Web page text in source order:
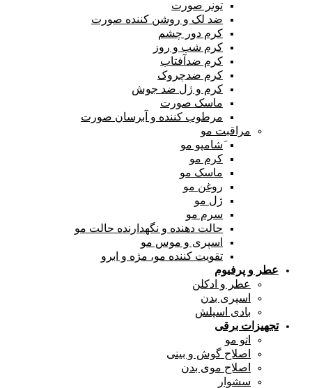
تونر صورت
ضد لک و روشن کننده صورت
کرم دور چشم
کرم شب و روز
کرم ضدآفتاب
کرم ضدچروک
کرم و ژل ضد جوش
ماسک صورت
مرطوب کننده و آبرسان صورت
مراقبت مو
َشامپو مو
کرم مو
ماسک مو
روغن مو
ژل مو
سرم مو
حالت دهنده و نگهدارنده حالت مو
اسپری و موس مو
تقویت کننده مو، مژه و ابرو
عطر و پرفیوم
عطر و ادکلن
اسپری بدن
بادی اسپلش
تجهیزات برقی
اتو مو
اصلاح گوش و بینی
اصلاح موی بدن
سشوار